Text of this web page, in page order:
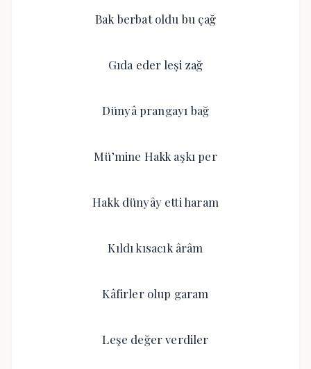
Bak berbat oldu bu çağ
Gıda eder leşi zağ
Dünyâ prangayı bağ
Mü’mine Hakk aşkı per
Hakk dünyây etti haram
Kıldı kısacık ârâm
Kâfirler olup garam
Leşe değer verdiler